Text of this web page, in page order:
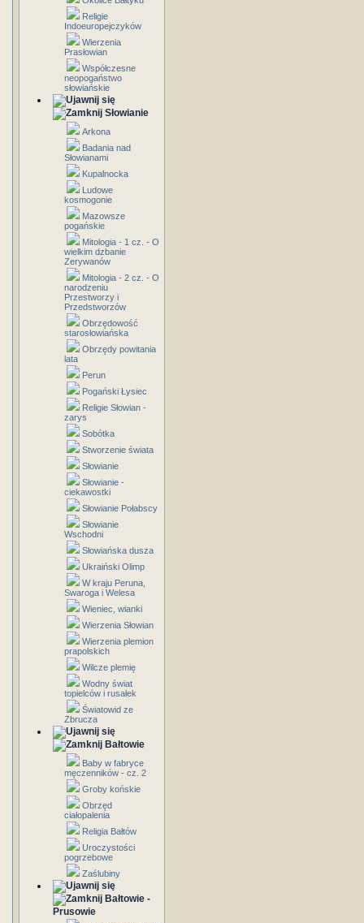
Religie
Indoeuropejczyków
Wierzenia
Prasłowian
Współczesne
neopogaństwo
słowiańskie
Słowianie
Arkona
Badania nad
Słowianami
Kupalnocka
Ludowe
kosmogonie
Mazowsze
pogańskie
Mitologia - 1 cz. - O
wielkim dzbanie
Zerywanów
Mitologia - 2 cz. - O
narodzeniu
Przestworzy i
Przedstworzów
Obrzędowość
starosłowiańska
Obrzędy powitania
lata
Perun
Pogański Łysiec
Religie Słowian -
zarys
Sobótka
Stworzenie świata
Słowianie
Słowianie -
ciekawostki
Słowianie Połabscy
Słowianie
Wschodni
Słowiańska dusza
Ukraiński Olimp
W kraju Peruna,
Swaroga i Welesa
Wieniec, wianki
Wierzenia Słowian
Wierzenia plemion
prapolskich
Wilcze plemię
Wodny świat
topielców i rusałek
Światowid ze
Zbrucza
Bałtowie
Baby w fabryce
męczenników - cz. 2
Groby końskie
Obrzęd
ciałopalenia
Religia Bałtów
Uroczystości
pogrzebowe
Zaślubiny
Bałtowie -
Prusowie